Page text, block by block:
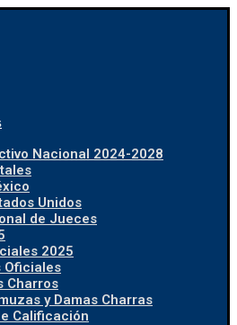
Nacional 2024-2028
Unidos
de Jueces
2025
Oficiales
Charros
y Damas Charras
Calificación